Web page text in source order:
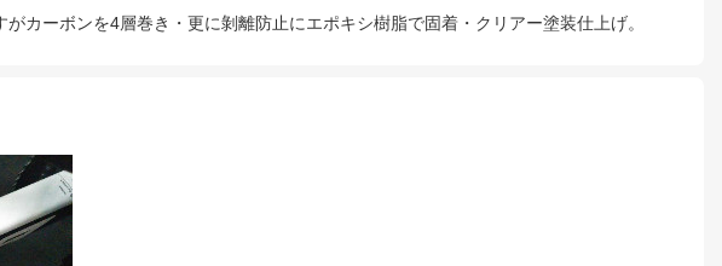
カーボンを4層巻き・更に剝離防止にエポキシ樹脂で固着・クリアー塗装仕上げ。